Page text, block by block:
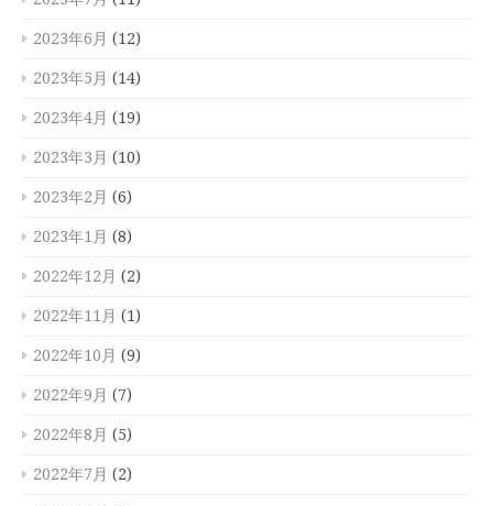
2023年6月 (12)
2023年5月 (14)
2023年4月 (19)
2023年3月 (10)
2023年2月 (6)
2023年1月 (8)
2022年12月 (2)
2022年11月 (1)
2022年10月 (9)
2022年9月 (7)
2022年8月 (5)
2022年7月 (2)